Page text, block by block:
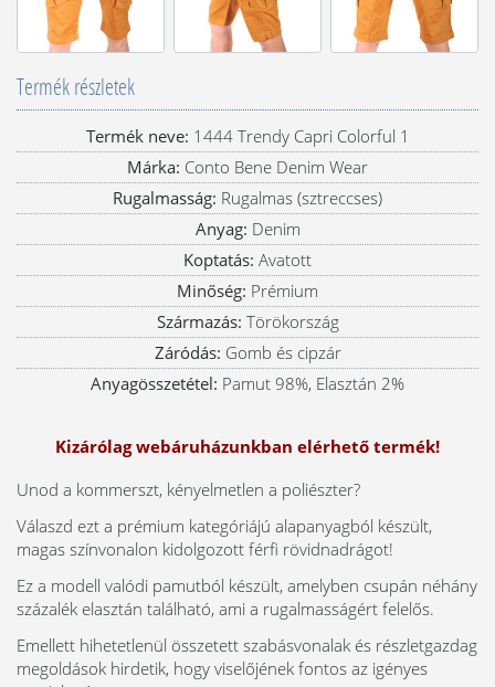
Termék részletek
Termék neve: 1444 Trendy Capri Colorful 1
Márka: Conto Bene Denim Wear
Rugalmasság: Rugalmas (sztreccses)
Anyag: Denim
Koptatás: Avatott
Minőség: Prémium
Származás: Törökország
Záródás: Gomb és cipzár
Anyagösszetétel: Pamut 98%, Elasztán 2%
Kizárólag webáruházunkban elérhető termék!
Unod a kommerszt, kényelmetlen a poliészter?
Válaszd ezt a prémium kategóriájú alapanyagból készült,
magas színvonalon kidolgozott férfi rövidnadrágot!
Ez a modell valódi pamutból készült, amelyben csupán néhány
százalék elasztán található, ami a rugalmasságért felelős.
Emellett hihetetlenül összetett szabásvonalak és részletgazdag
megoldások hirdetik, hogy viselőjének fontos az igényes